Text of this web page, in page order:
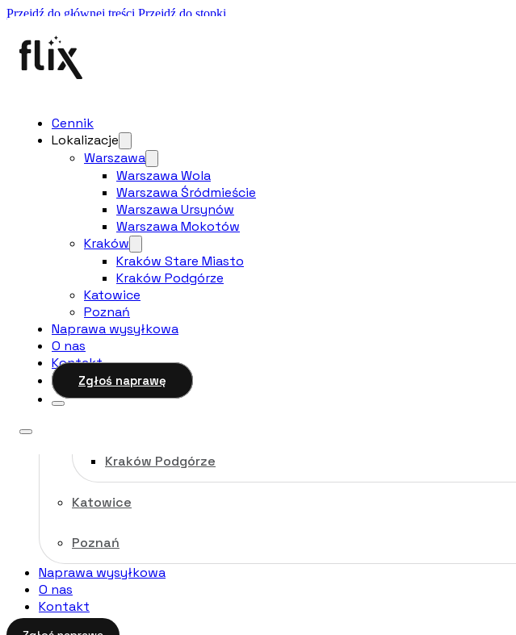
Przejdź do głównej treści Przejdź do stopki
Naprawa wysyłkowa
577 397 907
Cennik
Lokalizacje
Warszawa
Warszawa Wola
Warszawa Śródmieście
Warszawa Ursynów
Warszawa Mokotów
Kraków
Kraków Podgórze
Katowice
Poznań
Naprawa wysyłkowa
O nas
Kontakt
Cennik
Lokalizacje
Warszawa
Warszawa Wola
Warszawa Śródmieście
Warszawa Ursynów
Warszawa Mokotów
Kraków
Kraków Stare Miasto
Kraków Podgórze
Katowice
Poznań
Naprawa wysyłkowa
O nas
Kontakt
Zgłoś naprawę